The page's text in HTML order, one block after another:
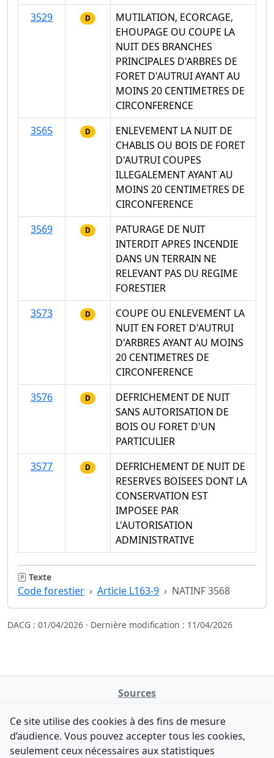
3529
D
MUTILATION, ECORCAGE,
EHOUPAGE OU COUPE LA
NUIT DES BRANCHES
PRINCIPALES D'ARBRES DE
FORET D'AUTRUI AYANT AU
MOINS 20 CENTIMETRES DE
CIRCONFERENCE
3565
D
ENLEVEMENT LA NUIT DE
CHABLIS OU BOIS DE FORET
D'AUTRUI COUPES
ILLEGALEMENT AYANT AU
MOINS 20 CENTIMETRES DE
CIRCONFERENCE
3569
D
PATURAGE DE NUIT
INTERDIT APRES INCENDIE
DANS UN TERRAIN NE
RELEVANT PAS DU REGIME
FORESTIER
3573
D
COUPE OU ENLEVEMENT LA
NUIT EN FORET D'AUTRUI
D'ARBRES AYANT AU MOINS
20 CENTIMETRES DE
CIRCONFERENCE
3576
D
DEFRICHEMENT DE NUIT
SANS AUTORISATION DE
BOIS OU FORET D'UN
PARTICULIER
3577
D
DEFRICHEMENT DE NUIT DE
RESERVES BOISEES DONT LA
CONSERVATION EST
IMPOSEE PAR
L'AUTORISATION
ADMINISTRATIVE
Texte
Code forestier Article L163-9 NATINF 3568
DACG : 01/04/2026 · Dernière modification : 11/04/2026
Sources
data.gouv.fr
Legifrance - API
Comment avez-vous découvert NATINFo ?
Ce site utilise des cookies à des fins de mesure
d’audience. Vous pouvez accepter tous les cookies,
seulement ceux nécessaires aux statistiques